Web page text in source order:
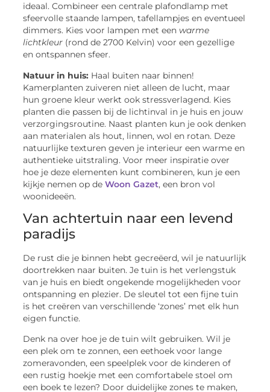
ideaal. Combineer een centrale plafondlamp met
sfeervolle staande lampen, tafellampjes en eventueel
dimmers. Kies voor lampen met een warme
lichtkleur (rond de 2700 Kelvin) voor een gezellige
en ontspannen sfeer.
Natuur in huis: Haal buiten naar binnen!
Kamerplanten zuiveren niet alleen de lucht, maar
hun groene kleur werkt ook stressverlagend. Kies
planten die passen bij de lichtinval in je huis en jouw
verzorgingsroutine. Naast planten kun je ook denken
aan materialen als hout, linnen, wol en rotan. Deze
natuurlijke texturen geven je interieur een warme en
authentieke uitstraling. Voor meer inspiratie over
hoe je deze elementen kunt combineren, kun je een
kijkje nemen op deWoon Gazet, een bron vol
woonideeën.
Van achtertuin naar een levend
paradijs
De rust die je binnen hebt gecreëerd, wil je natuurlijk
doortrekken naar buiten. Je tuin is het verlengstuk
van je huis en biedt ongekende mogelijkheden voor
ontspanning en plezier. De sleutel tot een fijne tuin
is het creëren van verschillende ‘zones’ met elk hun
eigen functie.
Denk na over hoe je de tuin wilt gebruiken. Wil je
een plek om te zonnen, een eethoek voor lange
zomeravonden, een speelplek voor de kinderen of
een rustig hoekje met een comfortabele stoel om
een boek te lezen? Door duidelijke zones te maken,